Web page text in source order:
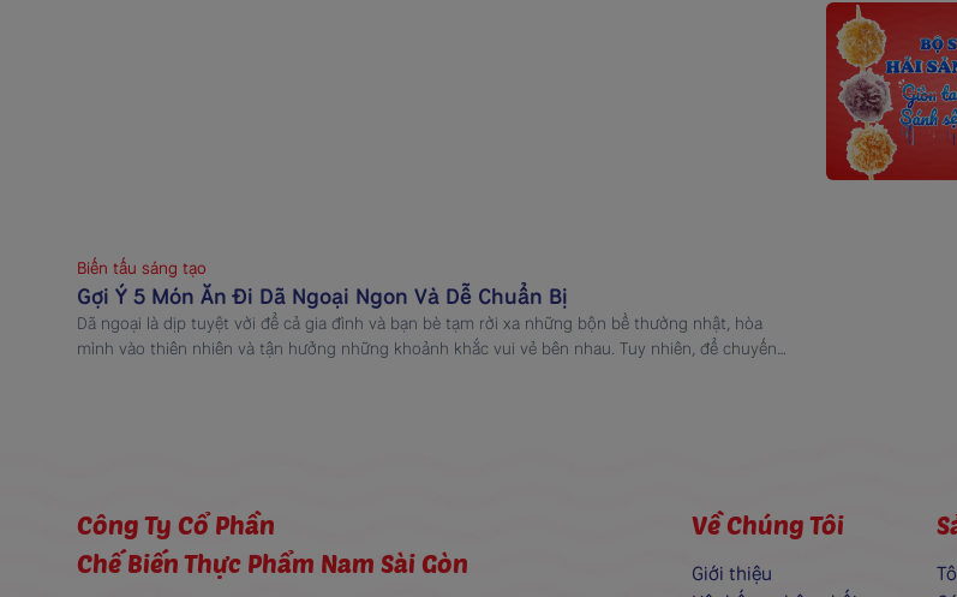
Biến tấu sáng tạo
Gợi Ý 5 Món Ăn Đi Dã Ngoại Ngon Và Dễ Chuẩn Bị
Dã ngoại là dịp tuyệt vời để cả gia đình và bạn bè tạm rời xa những bộn bề thường nhật, hòa
mình vào thiên nhiên và tận hưởng những khoảnh khắc vui vẻ bên nhau. Tuy nhiên, để chuyến
Công Ty Cổ Phần
Chế Biến Thực Phẩm Nam Sài Gòn
Về Chúng Tôi
Giới thiệu